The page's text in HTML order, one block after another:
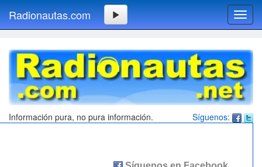
Radionautas.com
Síguenos:
Información pura, no pura información.